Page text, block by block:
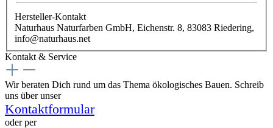
Hersteller-Kontakt
Naturhaus Naturfarben GmbH, Eichenstr. 8, 83083 Riedering,
info@naturhaus.net
Kontakt & Service
Wir beraten Dich rund um das Thema ökologisches Bauen. Schreib
uns über unser
Kontaktformular
oder per